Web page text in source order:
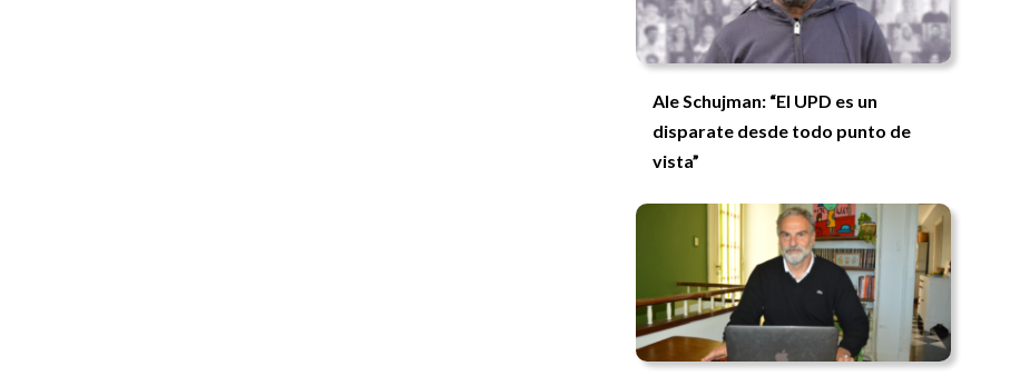
Ale Schujman: “El UPD es un
disparate desde todo punto de
vista”